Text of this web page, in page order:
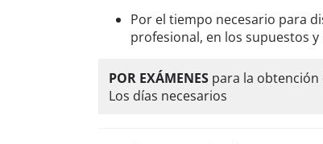
Por el tiempo necesario para
profesional, en los supuestos
POR EXÁMENES para la
Los días necesarios